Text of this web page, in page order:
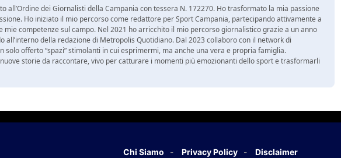
all’Ordine dei Giornalisti della Campania con tessera N. 172270. Ho trasformato la mia passione
Ho iniziato il mio percorso come redattore per Sport Campania, partecipando attivamente a
mie competenze sul campo. Nel 2021 ho arricchito il mio percorso giornalistico grazie a un anno
all’interno della redazione di Metropolis Quotidiano. Dal 2023 collaboro con il network di
solo offerto “spazi” stimolanti in cui esprimermi, ma anche una vera e propria famiglia.
storie da raccontare, vivo per catturare i momenti più emozionanti dello sport e trasformarli
Chi Siamo Privacy Policy Disclaimer